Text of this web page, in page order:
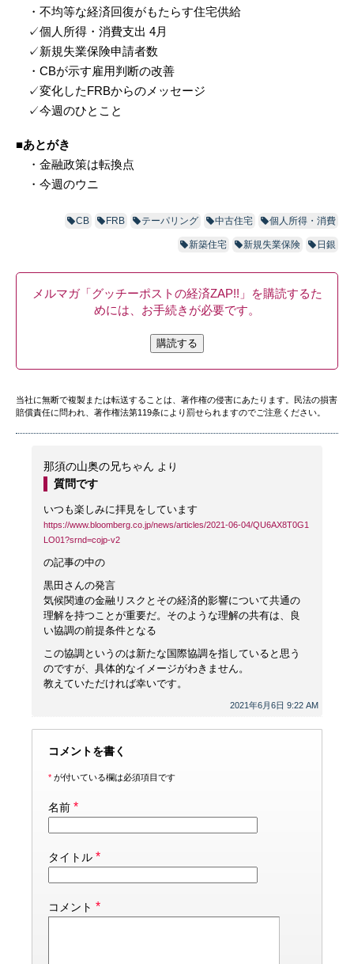
・不均等な経済回復がもたらす住宅供給
✓個人所得・消費支出 4月
✓新規失業保険申請者数
・CBが示す雇用判断の改善
✓変化したFRBからのメッセージ
✓今週のひとこと
■あとがき
・金融政策は転換点
・今週のウニ
CB FRB テーパリング 中古住宅 個人所得・消費
新築住宅 新規失業保険 日銀
メルマガ「グッチーポストの経済ZAP!!」を購読するた
めには、お手続きが必要です。
購読する
当社に無断で複製または転送することは、著作権の侵害にあたります。民法の損害
賠償責任に問われ、著作権法第119条により罰せられますのでご注意ください。
那須の山奥の兄ちゃん より
2021年6月6日 9:22 AM
質問です
いつも楽しみに拝見をしています
https://www.bloomberg.co.jp/news/articles/2021-06-04/QU6AX8T0G1
LO01?srnd=cojp-v2
の記事の中の
黒田さんの発言
気候関連の金融リスクとその経済的影響について共通の
理解を持つことが重要だ。そのような理解の共有は、良
い協調の前提条件となる
この協調というのは新たな国際協調を指していると思う
のですが、具体的なイメージがわきません。
教えていただければ幸いです。
コメントを書く
* が付いている欄は必須項目です
名前 *
タイトル *
コメント *